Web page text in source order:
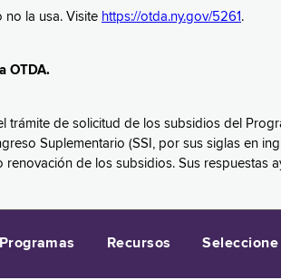
no la usa. Visite https://otda.ny.gov/5261 .
OTDA.
de solicitud de los subsidios del
Suplementario (SSI, por sus siglas en
de los subsidios. Sus respuestas
Programas Recursos